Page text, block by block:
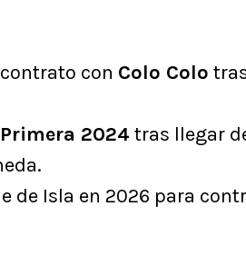
con Colo Colo
2024 tras llegar
de Isla en 2026 para